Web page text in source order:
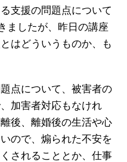
支援の問題点について
ましたが、昨日の講座
はどういうものか、も
点について、被害者の
加害者対応もなけれ
後、離婚後の生活や心
ので、煽られた不安を
されることとか、仕事